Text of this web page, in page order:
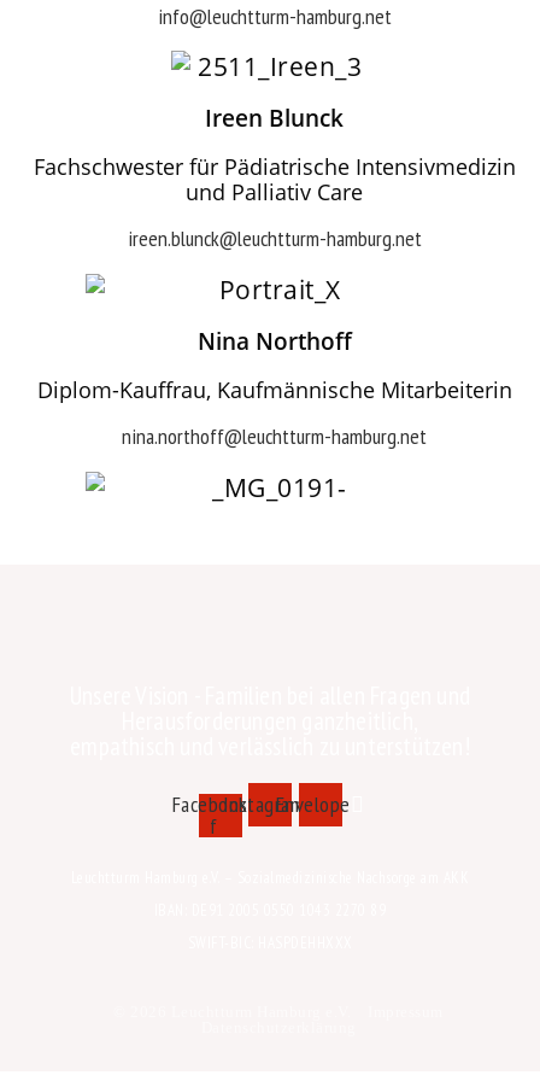
info@leuchtturm-hamburg.net
Ireen Blunck
Fachschwester für Pädiatrische Intensivmedizin
und Palliativ Care
ireen.blunck@leuchtturm-hamburg.net
Nina Northoff
Diplom-Kauffrau, Kaufmännische Mitarbeiterin
nina.northoff@leuchtturm-hamburg.net
Facebook-
f
InstagramEnvelope